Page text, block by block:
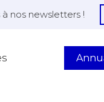
nos newsletters !